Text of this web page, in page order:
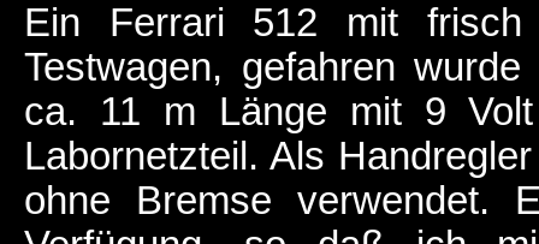
Ein Ferrari 512 mit frisch
Testwagen, gefahren
ca. 11 m Länge mit 9 Volt
Labornetzteil. Als
ohne Bremse verwendet.